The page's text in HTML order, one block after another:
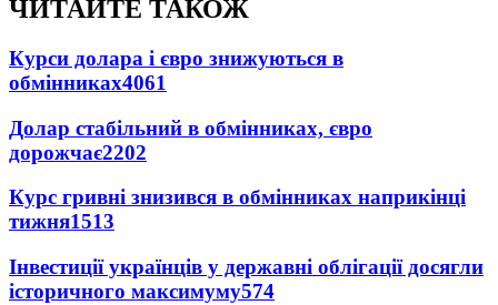
ЧИТАЙТЕ ТАКОЖ
Курси долара і євро знижуються в
обмінниках4061
Долар стабільний в обмінниках, євро
дорожчає2202
Курс гривні знизився в обмінниках наприкінці
тижня1513
Інвестиції українців у державні облігації досягли
історичного максимуму574